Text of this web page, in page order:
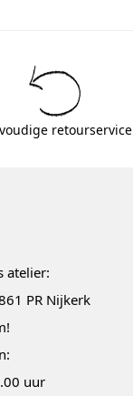
retourservice
atelier:
PR Nijkerk
!
uur